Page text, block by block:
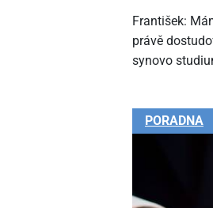
František:
právě
synovo
PORADNA